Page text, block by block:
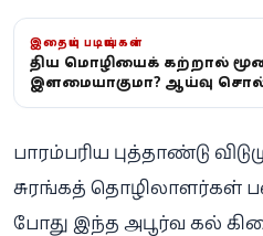
இதையும் படியுங்கள்
புதிய மொழியைக் கற்றால்
இளமையாகுமா? ஆய்வு
பாரம்பரிய புத்தாண்டு
சுரங்கத் தொழிலாளர்கள்
போது இந்த அபூர்வ கல்